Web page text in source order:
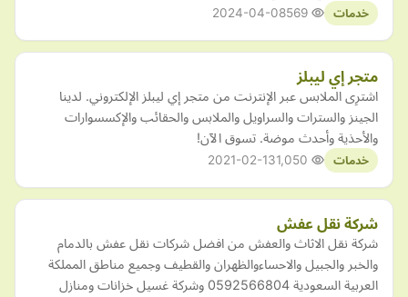
خدمات 2024-04-08
متجر إي ليبلز
اشترِى الملابس عبر الإنترنت من متجر إي ليبلز الإلكتروني. لدينا
الجينز والسترات والسراويل والملابس والحقائب والإكسسوارات
والأحذية وأحدث موضة. تسوق الآن!
خدمات 2021-02-13
شركة نقل عفش
شركة نقل الاثاث والعفش من افضل شركات نقل عفش بالدمام
والخبر والجبيل والاحساءوالظهران والقطيف وجميع مناطق المملكة
العربية السعودية 0592566804 وشركة غسيل خزانات ومنازل